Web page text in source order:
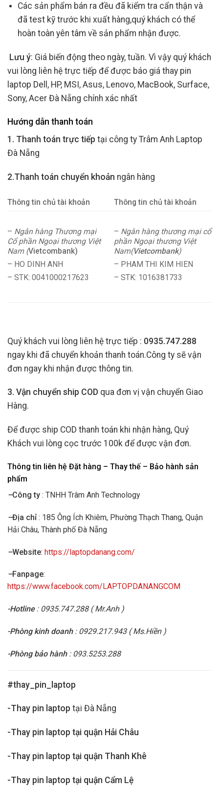
Các sản phẩm bán ra đều đã kiểm tra cẩn thận và
đã test kỹ trước khi xuất hàng,quý khách có thể
hoàn toàn yên tâm về sản phẩm nhận được.
Lưu ý: Giá biến động theo ngày, tuần. Vì vậy quý khách
vui lòng liên hệ trực tiếp để được báo giá thay pin
laptop Dell, HP, MSI, Asus, Lenovo, MacBook, Surface,
Sony, Acer Đà Nẵng chính xác nhất
Hướng dẫn thanh toán
1. Thanh toán trực tiếp tại công ty Trâm Anh Laptop
Đà Nẵng
2.Thanh toán chuyển khoản ngân hàng
Thông tin chủ tài khoản Thông tin chủ tài khoản
– Ngân hàng Thương mại
Cổ phần Ngoại thương Việt
Nam (Vietcombank)
– HO DINH ANH
– STK: 0041000217623
– Ngân hàng thương mại cổ
phần Ngoại thương Việt
Nam(Vietcombank)
– PHAM THI KIM HIEN
– STK: 1016381733
Quý khách vui lòng liên hệ trực tiếp : 0935.747.288
ngay khi đã chuyển khoản thanh toán.Công ty sẽ vận
đơn ngay khi nhận được thông tin.
3. Vận chuyển ship COD qua đơn vị vận chuyển Giao
Hàng.
Để được ship COD thanh toán khi nhận hàng, Quý
Khách vui lòng cọc trước 100k để được vận đơn.
Thông tin liên hệ Đặt hàng – Thay thế – Bảo hành sản
phẩm
–Công ty : TNHH Trâm Anh Technology
–Địa chỉ : 185 Ông Ích Khiêm, Phường Thạch Thang, Quận
Hải Châu, Thành phố Đà Nẵng
–Website: https://laptopdanang.com/
–Fanpage:
https://www.facebook.com/LAPTOPDANANGCOM
-Hotline: 0935.747.288 ( Mr.Anh )
-Phòng kinh doanh: 0929.217.943 ( Ms.Hiền )
-Phòng bảo hành: 093.5253.288
#thay_pin_laptop
-Thay pin laptop tại Đà Nẵng
-Thay pin laptop tại quận Hải Châu
-Thay pin laptop tại quận Thanh Khê
-Thay pin laptop tại quận Cẩm Lệ